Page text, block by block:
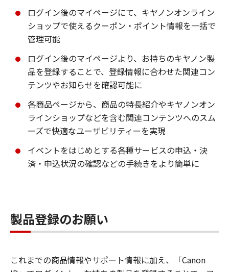
ログイン後のマイページにて、キヤノンオンライン
ショップで使えるクーポン・ポイント情報を一括で
管理可能
ログイン後のマイページより、お持ちのキヤノン製
品を登録することで、登録情報に合わせた関連コン
テンツやお知らせを確認可能に
各商品ページから、商品の特長紹介やキヤノンオン
ラインショップなどを含む関連コンテンツへのスム
ーズで快適なユーザビリティーを実現
イベントをはじめとする各種サービスの申込・決
済・申込状況の確認などの手続きをより簡単に
製品登録のお願い
これまでの商品情報やサポート情報に加え、「Canon